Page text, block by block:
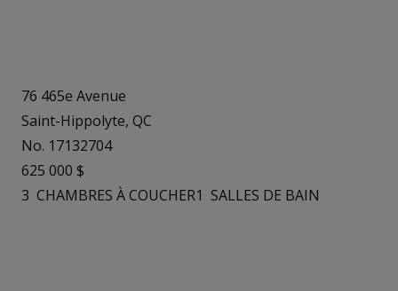
76 465e Avenue
Saint-Hippolyte, QC
No. 17132704
625 000 $
3 CHAMBRES À COUCHER1 SALLES DE BAIN